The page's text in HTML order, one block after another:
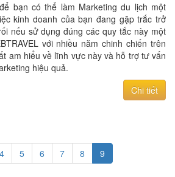
bạn có thể làm Marketing du lịch một
kinh doanh của bạn đang gặp trắc trở
nếu sử dụng đúng các quy tắc này một
với nhiều năm chinh chiến trên
am hiểu về lĩnh vực này và hỗ trợ tư vấn
hiệu quả.
Chi tiết
4 5 6 7 8 9